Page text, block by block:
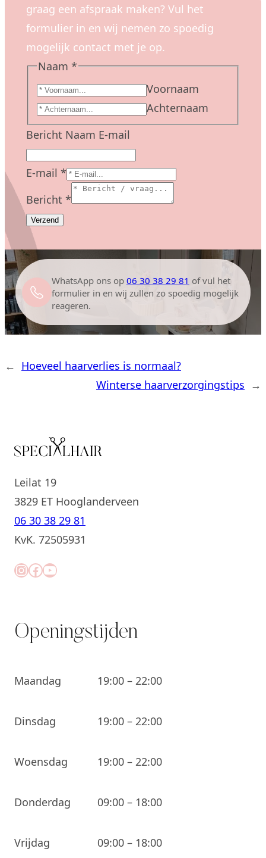
graag een afspraak maken? Vul het
formulier in en wij nemen zo spoedig
mogelijk contact met je op.
Naam *
Voornaam
Achternaam
Bericht Naam E-mail
E-mail *
Bericht *
Verzend
WhatsApp ons op 06 30 38 29 81 of vul het
formulier in en wij zullen zo spoedig mogelijk
reageren.
← Hoeveel haarverlies is normaal?
Winterse haarverzorgingstips →
Leilat 19
3829 ET Hooglanderveen
06 30 38 29 81
KvK. 72505931
InstagramFacebook YouTube
Openingstijden
Maandag 19:00 – 22:00
Dinsdag 19:00 – 22:00
Woensdag 19:00 – 22:00
Donderdag 09:00 – 18:00
Vrijdag 09:00 – 18:00